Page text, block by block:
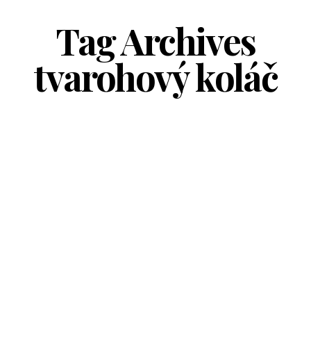
Tag Archives
tvarohový koláč